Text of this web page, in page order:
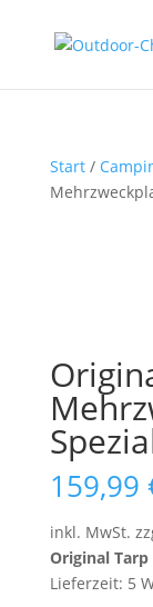
Start/
159,99
inkl. MwSt.
Original
Lieferzeit: 5